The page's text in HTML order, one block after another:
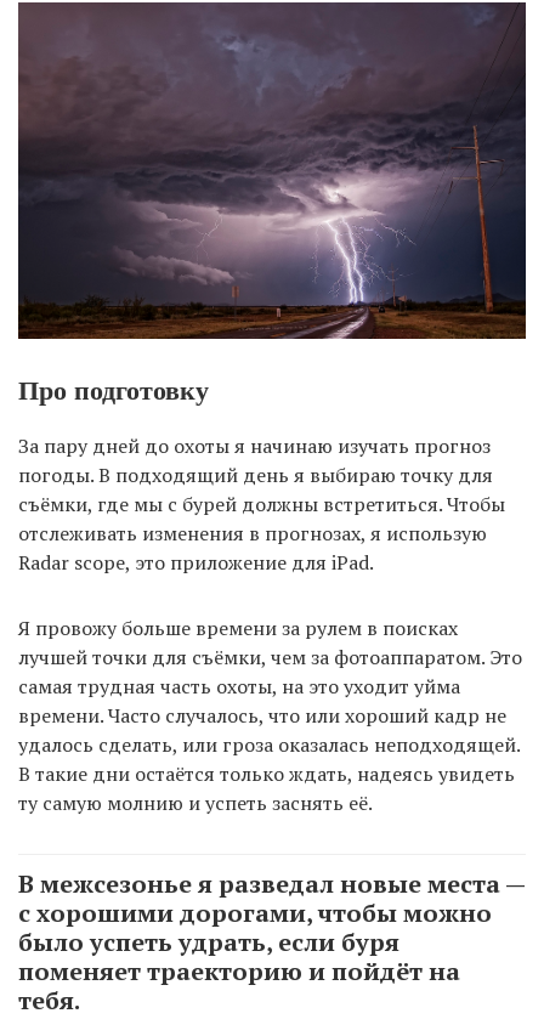
Про подготовку
За пару дней до охоты я начинаю изучать прогноз
погоды. В подходящий день я выбираю точку для
съёмки, где мы с бурей должны встретиться. Чтобы
отслеживать изменения в прогнозах, я использую
Radar scope, это приложение для iPad.
Я провожу больше времени за рулем в поисках
лучшей точки для съёмки, чем за фотоаппаратом. Это
самая трудная часть охоты, на это уходит уйма
времени. Часто случалось, что или хороший кадр не
удалось сделать, или гроза оказалась неподходящей.
В такие дни остаётся только ждать, надеясь увидеть
ту самую молнию и успеть заснять её.
В межсезонье я разведал новые места —
с хорошими дорогами, чтобы можно
было успеть удрать, если буря
поменяет траекторию и пойдёт на
тебя.